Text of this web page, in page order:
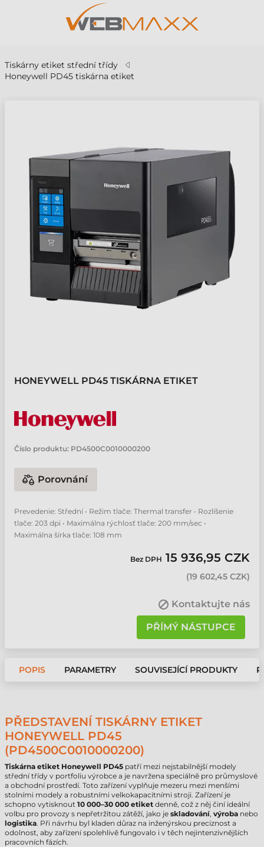
Tiskárny etiket střední třídy
Honeywell PD45 tiskárna etiket
HONEYWELL PD45 TISKÁRNA ETIKET
Číslo produktu: PD4500C0010000200
Porovnání
Prevedenie: Střední • Režim tlače: Thermal transfer • Rozlíšenie
tlače: 203 dpi • Maximálna rýchlosť tlače: 200 mm/sec •
Maximálna šírka tlače: 108 mm
Bez DPH 15 936,95 CZK
(19 602,45 CZK)
Kontaktujte nás
PŘÍMÝ NÁSTUPCE
POPIS PARAMETRY SOUVISEJÍCÍ PRODUKTY
PŘEDSTAVENÍ TISKÁRNY ETIKET
HONEYWELL PD45
(PD4500C0010000200)
Tiskárna etiket Honeywell PD45 patří mezi nejstabilnější modely
střední třídy v portfoliu výrobce a je navržena speciálně pro průmyslové
a obchodní prostředí. Toto zařízení vyplňuje mezeru mezi menšími
stolními modely a robustními velkokapacitními stroji. Zařízení je
schopno vytisknout 10 000–30 000 etiket denně, což z něj činí ideální
volbu pro provozy s nepřetržitou zátěží, jako je skladování, výroba nebo
logistika. Při návrhu byl kladen důraz na inženýrskou preciznost a
odolnost, aby zařízení spolehlivě fungovalo i v těch nejintenzivnějších
pracovních fázích.